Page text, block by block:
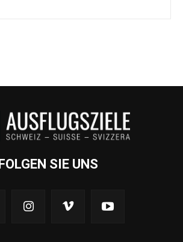
FOLGEN SIE UNS